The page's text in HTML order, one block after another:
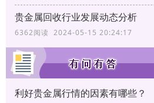
贵金属回收行业发展动态分析
6362阅读 2024-05-15 20:24:17
利好贵金属行情的因素有哪些？